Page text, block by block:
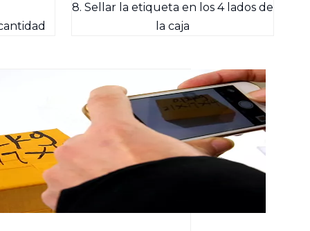
8. Sellar la etiqueta en los 4 lados de
la caja